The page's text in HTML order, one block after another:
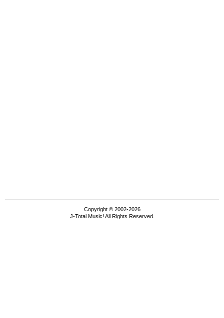
Copyright © 2002-2026
J-Total Music! All Rights Reserved.